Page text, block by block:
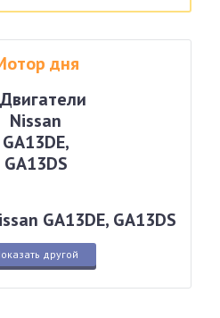
дня
GA13DE, GA13DS
другой